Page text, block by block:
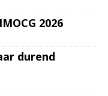
2026
durend